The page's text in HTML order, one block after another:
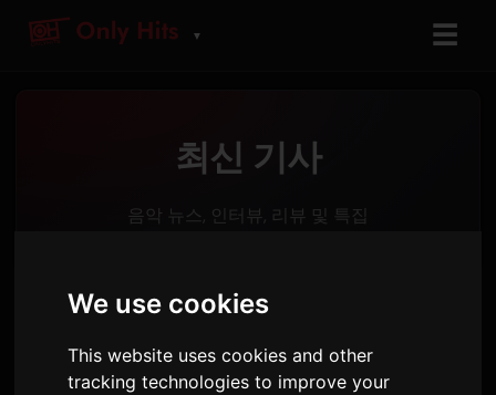
We use cookies
This website uses cookies and other
tracking technologies to improve your
▼ ☰
최신 기사
음악 뉴스, 인터뷰, 리뷰 및 특집
주목 게시물